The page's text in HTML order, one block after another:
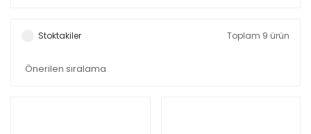
Stoktakiler Toplam 9 ürün